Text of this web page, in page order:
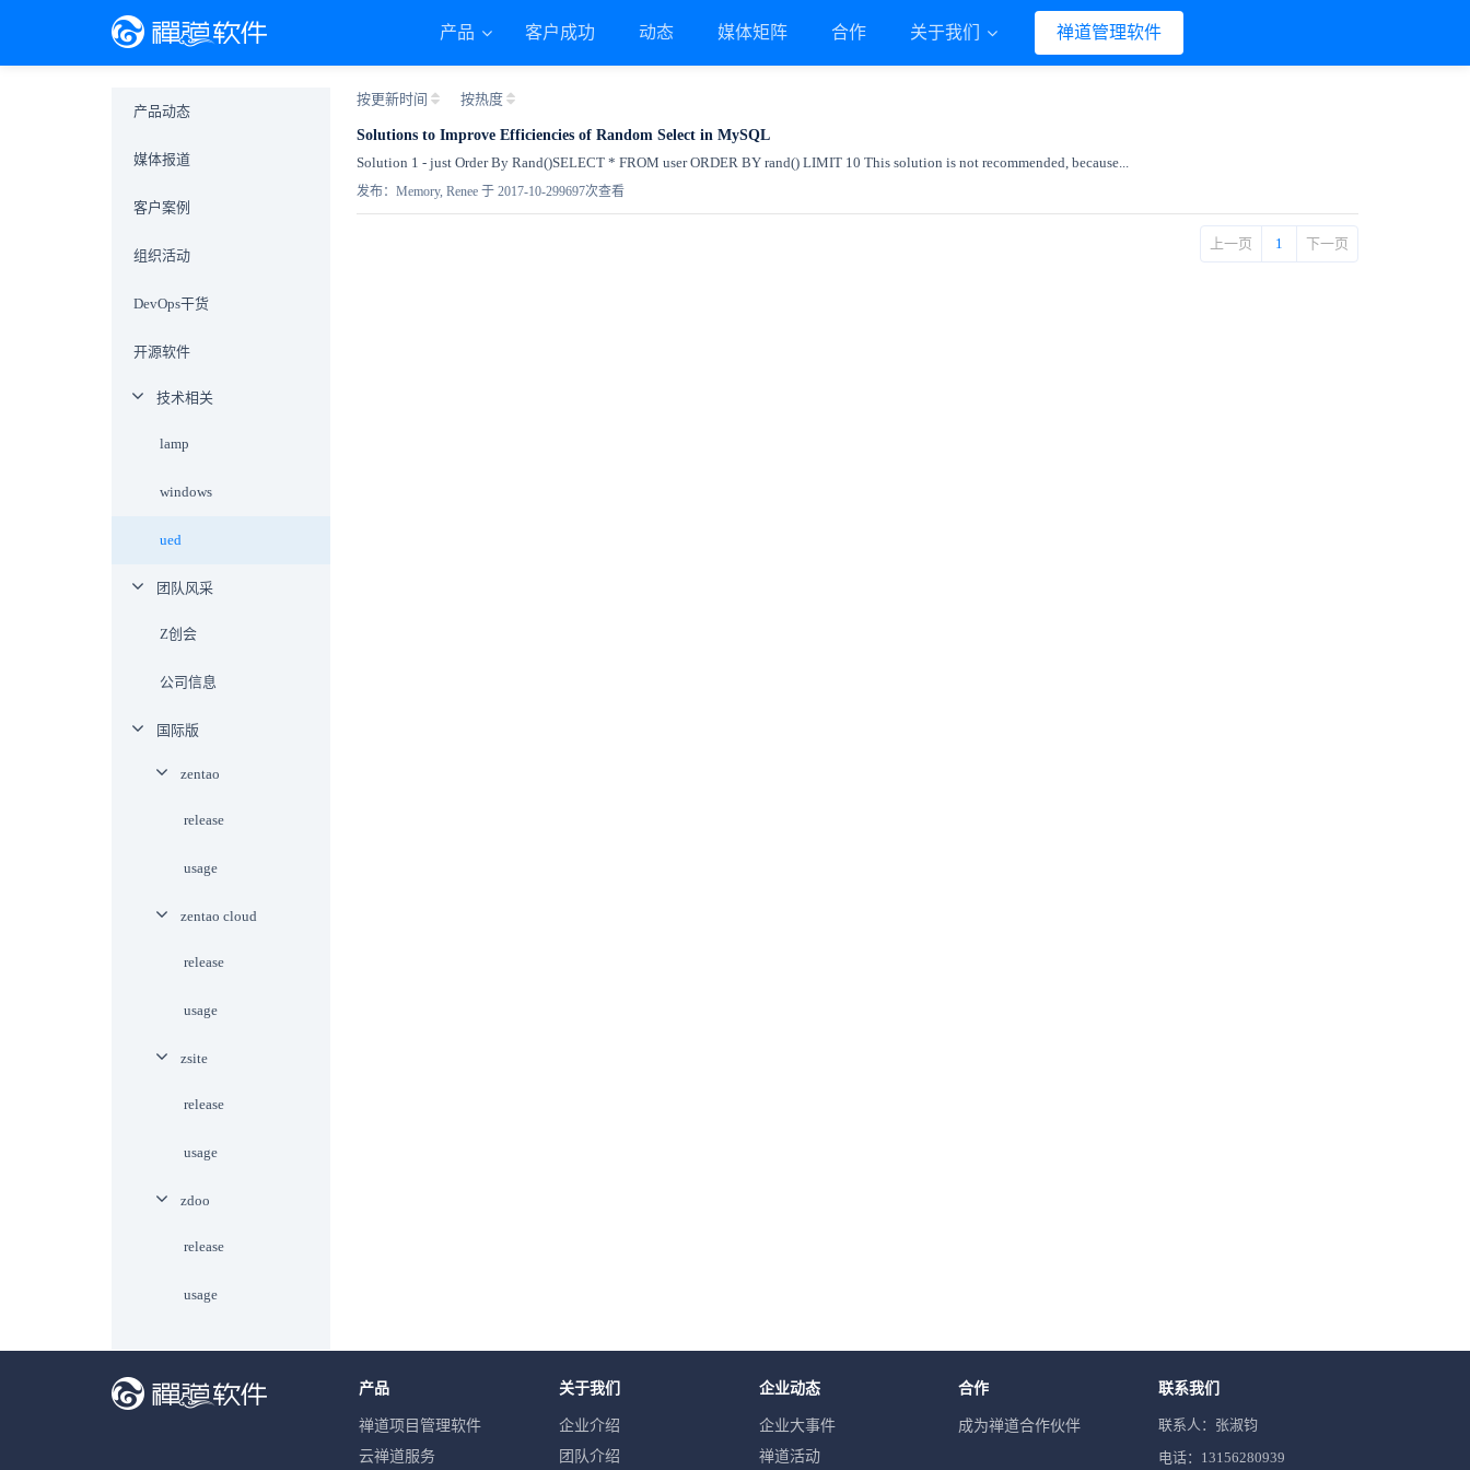
产品 客户成功 动态 媒体矩阵 合作 关于我们 禅道管理软件
按更新时间 按热度
Solutions to Improve Efficiencies of Random Select in MySQL
Solution 1 - just Order By Rand()SELECT * FROM user ORDER BY rand() LIMIT 10 This solution is not recommended, because...
发布：Memory, Renee 于 2017-10-299697次查看
上一页 1 下一页
产品动态
媒体报道
客户案例
组织活动
DevOps干货
开源软件
技术相关
lamp
windows
ued
团队风采
Z创会
公司信息
国际版
zentao
release
usage
zentao cloud
release
usage
zsite
release
usage
zdoo
release
usage
产品
禅道项目管理软件
云禅道服务
关于我们
企业介绍
团队介绍
企业动态
企业大事件
禅道活动
合作
成为禅道合作伙伴
联系我们
联系人：张淑钧
电话：13156280939